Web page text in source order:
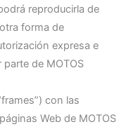
reproducirla de
forma de
expresa e
de MOTOS
con las
Web de MOTOS